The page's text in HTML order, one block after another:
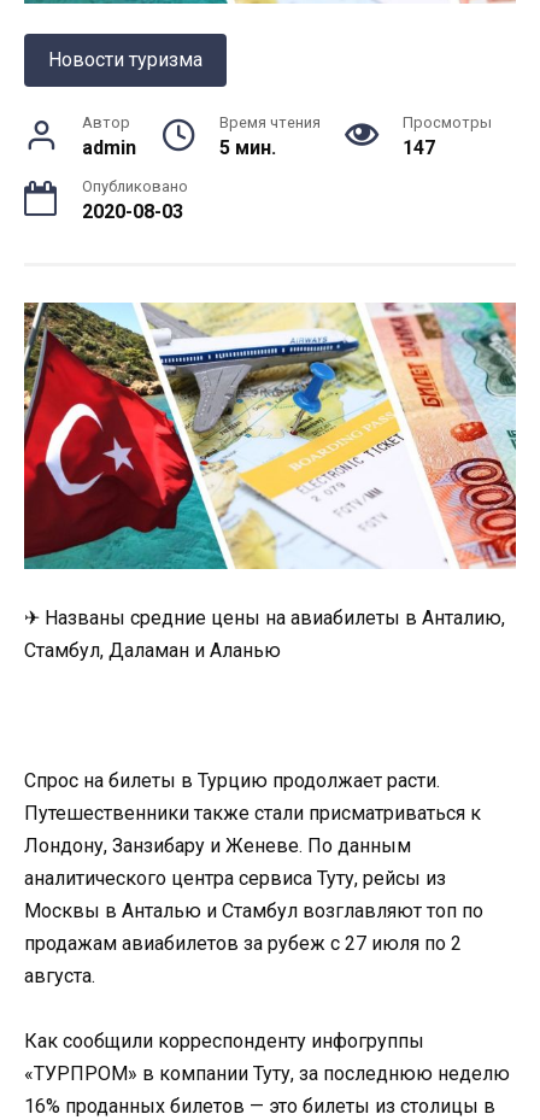
Новости туризма
Автор
admin
Время чтения
5 мин.
Просмотры
147
Опубликовано
2020-08-03
✈ Названы средние цены на авиабилеты в Анталию,
Стамбул, Даламан и Аланью
Спрос на билеты в Турцию продолжает расти.
Путешественники также стали присматриваться к
Лондону, Занзибару и Женеве. По данным
аналитического центра сервиса Туту, рейсы из
Москвы в Анталью и Стамбул возглавляют топ по
продажам авиабилетов за рубеж с 27 июля по 2
августа.
Как сообщили корреспонденту инфогруппы
«ТУРПРОМ» в компании Туту, за последнюю неделю
16% проданных билетов — это билеты из столицы в